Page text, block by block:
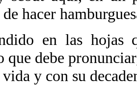
hacer
en las hojas
que debe
y con su